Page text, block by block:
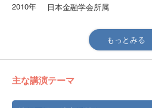
2010年
日本金融学会所属
マリブジャパン設立
もっとみる
主な講演テーマ